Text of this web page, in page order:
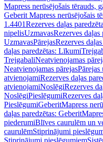
Mapress nerūsējošais tērauds,
Geberit Mapress nerūsējošais
1.4401Rezerves daļas
nipelisUzmavasRezerves daļas
UzmavasPārejasRezerves
daļas paredzētas: Līkumi
TrejgabaliNeatvienojamas
Neatvienojamas pārejasPārejas
atvienojamiRezerves daļas
atvienojamiNoslēgiRezerves
NoslēgiPieslēgumiRezerves
PieslēgumiGeberitMapress
daļas paredzētas:
piederumiBlīves caurulēm un
caurulēmStiprinājumi
Stiprinājumi pieslēgumiem